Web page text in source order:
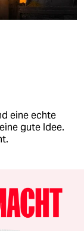
eine echte
gute Idee.